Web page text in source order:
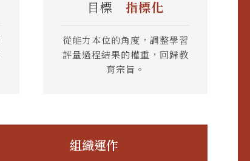
目標 指標化
從能力本位的角度，調整學習
評量過程結果的權重，回歸教
育宗旨。
組織運作